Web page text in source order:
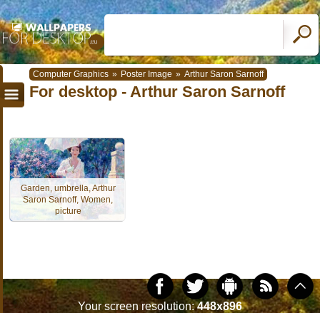
Computer Graphics » Poster Image » Arthur Saron Sarnoff
For desktop - Arthur Saron Sarnoff
Garden, umbrella, Arthur
Saron Sarnoff, Women,
picture
Your screen resolution:448x896